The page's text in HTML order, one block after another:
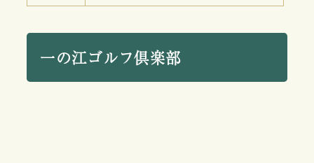
一の江ゴルフ倶楽部